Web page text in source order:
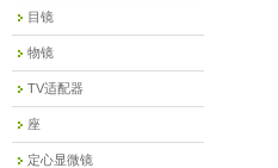
目镜
物镜
TV适配器
座
定心显微镜